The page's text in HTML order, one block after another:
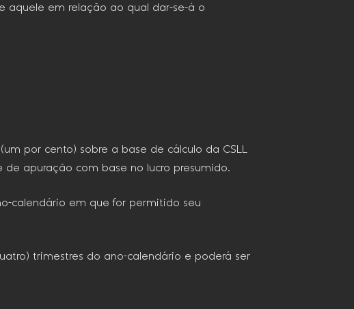
aquele em relação ao qual dar-se-á o
por cento) sobre a base de cálculo da CSLL
apuração com base no lucro presumido.
calendário em que for permitido seu
trimestres do ano-calendário e poderá ser